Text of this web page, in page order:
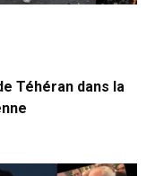
Téhéran dans la